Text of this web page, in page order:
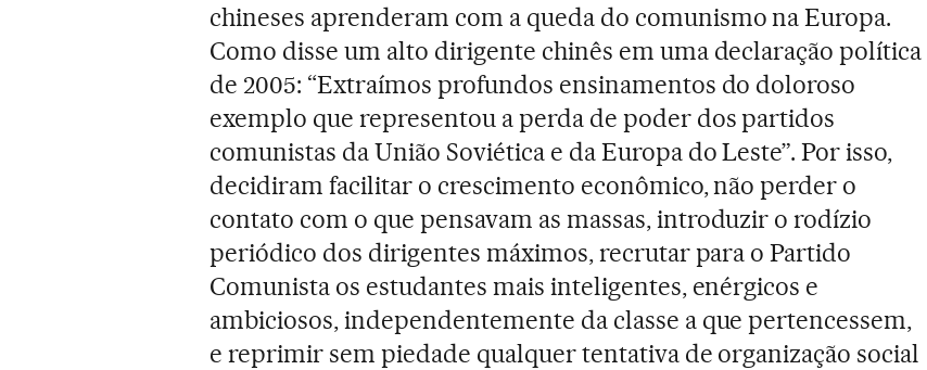
chineses aprenderam com a queda do comunismo na Europa.
Como disse um alto dirigente chinês em uma declaração política
de 2005: “Extraímos profundos ensinamentos do doloroso
exemplo que representou a perda de poder dos partidos
comunistas da União Soviética e da Europa do Leste”. Por isso,
decidiram facilitar o crescimento econômico, não perder o
contato com o que pensavam as massas, introduzir o rodízio
periódico dos dirigentes máximos, recrutar para o Partido
Comunista os estudantes mais inteligentes, enérgicos e
ambiciosos, independentemente da classe a que pertencessem,
e reprimir sem piedade qualquer tentativa de organização social